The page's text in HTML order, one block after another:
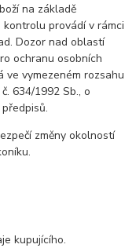
na základě
provádí v rámci
Dozor nad oblastí
ochranu osobních
ve vymezeném rozsahu
634/1992 Sb., o
změny okolností
kupujícího.